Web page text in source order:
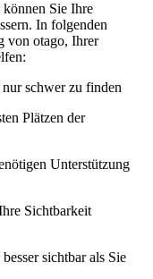
Sie Ihre
In folgenden
von otago, Ihrer
schwer zu finden
Plätzen der
Unterstützung
Sichtbarkeit
sichtbar als Sie